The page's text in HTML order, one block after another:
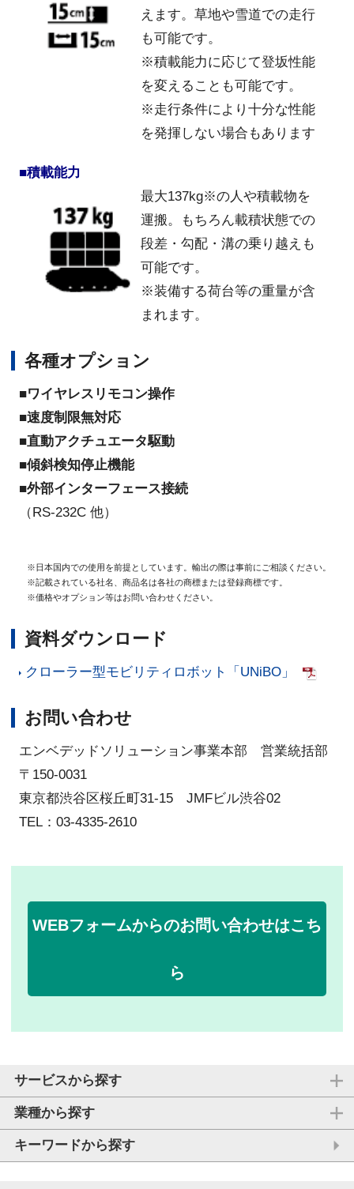
えます。草地や雪道での走行
も可能です。
※積載能力に応じて登坂性能
を変えることも可能です。
※走行条件により十分な性能
を発揮しない場合もあります
■積載能力
最大137kg※の人や積載物を
運搬。もちろん載積状態での
段差・勾配・溝の乗り越えも
可能です。
※装備する荷台等の重量が含
まれます。
各種オプション
■ワイヤレスリモコン操作
■速度制限無対応
■直動アクチュエータ駆動
■傾斜検知停止機能
■外部インターフェース接続
（RS-232C 他）
※日本国内での使用を前提としています。輸出の際は事前にご相談ください。
※記載されている社名、商品名は各社の商標または登録商標です。
※価格やオプション等はお問い合わせください。
資料ダウンロード
クローラー型モビリティロボット「UNiBO」
お問い合わせ
エンベデッドソリューション事業本部 営業統括部
〒150-0031
東京都渋谷区桜丘町31-15 JMFビル渋谷02
TEL：03-4335-2610
WEBフォームからのお問い合わせはこち
ら
サービスから探す
業種から探す
キーワードから探す